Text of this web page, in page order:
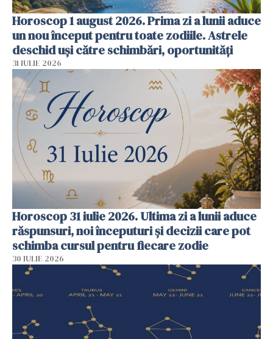
Horoscop 1 august 2026. Prima zi a lunii aduce
un nou început pentru toate zodiile. Astrele
deschid uși către schimbări, oportunități
31 IULIE 2026
Horoscop 31 iulie 2026. Ultima zi a lunii aduce
răspunsuri, noi începuturi și decizii care pot
schimba cursul pentru fiecare zodie
30 IULIE 2026